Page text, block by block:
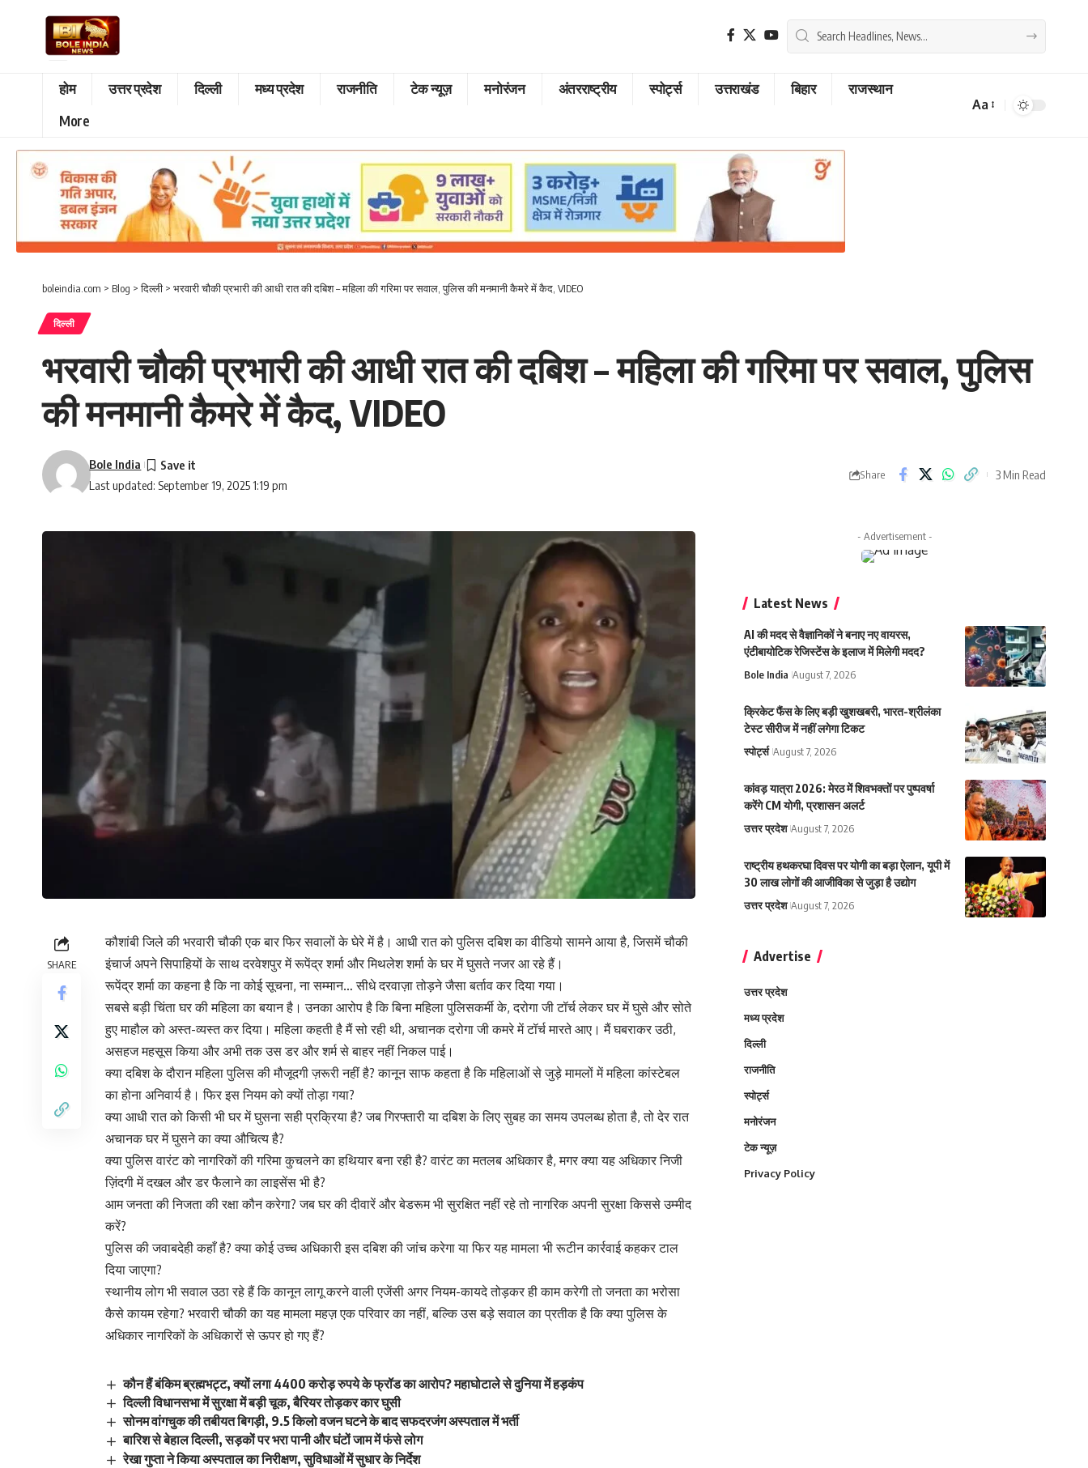
होम उत्तर प्रदेश दिल्ली मध्य प्रदेश राजनीति टेक न्यूज़ मनोरंजन अंतरराष्ट्रीय स्पोर्ट्स उत्तराखंड बिहार
राजस्थान
More
Font
Aa
boleindia.com > Blog >दिल्ली > भरवारी चौकी प्रभारी की आधी रात की दबिश – महिला की गरिमा पर सवाल, पुलिस की मनमानी कैमरे में कैद, VIDEO
दिल्ली
भरवारी चौकी प्रभारी की आधी रात की दबिश – महिला की गरिमा पर सवाल, पुलिस
की मनमानी कैमरे में कैद, VIDEO
Last updated: September 19, 2025 1:19 pm
Bole India
Share 3 Min Read
SHARE
कौशांबी जिले की भरवारी चौकी एक बार फिर सवालों के घेरे में है। आधी रात को पुलिस दबिश का वीडियो सामने आया है, जिसमें चौकी
इंचार्ज अपने सिपाहियों के साथ दरवेशपुर में रूपेंद्र शर्मा और मिथलेश शर्मा के घर में घुसते नजर आ रहे हैं।
रूपेंद्र शर्मा का कहना है कि ना कोई सूचना, ना सम्मान… सीधे दरवाज़ा तोड़ने जैसा बर्ताव कर दिया गया।
सबसे बड़ी चिंता घर की महिला का बयान है। उनका आरोप है कि बिना महिला पुलिसकर्मी के, दरोगा जी टॉर्च लेकर घर में घुसे और सोते
हुए माहौल को अस्त-व्यस्त कर दिया। महिला कहती है मैं सो रही थी, अचानक दरोगा जी कमरे में टॉर्च मारते आए। मैं घबराकर उठी,
असहज महसूस किया और अभी तक उस डर और शर्म से बाहर नहीं निकल पाई।
क्या दबिश के दौरान महिला पुलिस की मौजूदगी ज़रूरी नहीं है? कानून साफ कहता है कि महिलाओं से जुड़े मामलों में महिला कांस्टेबल
का होना अनिवार्य है। फिर इस नियम को क्यों तोड़ा गया?
क्या आधी रात को किसी भी घर में घुसना सही प्रक्रिया है? जब गिरफ्तारी या दबिश के लिए सुबह का समय उपलब्ध होता है, तो देर रात
अचानक घर में घुसने का क्या औचित्य है?
क्या पुलिस वारंट को नागरिकों की गरिमा कुचलने का हथियार बना रही है? वारंट का मतलब अधिकार है, मगर क्या यह अधिकार निजी
ज़िंदगी में दखल और डर फैलाने का लाइसेंस भी है?
आम जनता की निजता की रक्षा कौन करेगा? जब घर की दीवारें और बेडरूम भी सुरक्षित नहीं रहे तो नागरिक अपनी सुरक्षा किससे उम्मीद
करें?
पुलिस की जवाबदेही कहाँ है? क्या कोई उच्च अधिकारी इस दबिश की जांच करेगा या फिर यह मामला भी रूटीन कार्रवाई कहकर टाल
दिया जाएगा?
स्थानीय लोग भी सवाल उठा रहे हैं कि कानून लागू करने वाली एजेंसी अगर नियम-कायदे तोड़कर ही काम करेगी तो जनता का भरोसा
कैसे कायम रहेगा? भरवारी चौकी का यह मामला महज़ एक परिवार का नहीं, बल्कि उस बड़े सवाल का प्रतीक है कि क्या पुलिस के
अधिकार नागरिकों के अधिकारों से ऊपर हो गए हैं?
कौन हैं बंकिम ब्रह्मभट्ट, क्यों लगा 4400 करोड़ रुपये के फ्रॉड का आरोप? महाघोटाले से दुनिया में हड़कंप
दिल्ली विधानसभा में सुरक्षा में बड़ी चूक, बैरियर तोड़कर कार घुसी
सोनम वांगचुक की तबीयत बिगड़ी, 9.5 किलो वजन घटने के बाद सफदरजंग अस्पताल में भर्ती
बारिश से बेहाल दिल्ली, सड़कों पर भरा पानी और घंटों जाम में फंसे लोग
रेखा गुप्ता ने किया अस्पताल का निरीक्षण, सुविधाओं में सुधार के निर्देश
- Advertisement -
Latest News
AI की मदद से वैज्ञानिकों ने बनाए नए वायरस,
एंटीबायोटिक रेजिस्टेंस के इलाज में मिलेगी मदद?
Bole India August 7, 2026
क्रिकेट फैंस के लिए बड़ी खुशखबरी, भारत-श्रीलंका
टेस्ट सीरीज में नहीं लगेगा टिकट
स्पोर्ट्स August 7, 2026
कांवड़ यात्रा 2026: मेरठ में शिवभक्तों पर पुष्पवर्षा
करेंगे CM योगी, प्रशासन अलर्ट
उत्तर प्रदेश August 7, 2026
राष्ट्रीय हथकरघा दिवस पर योगी का बड़ा ऐलान, यूपी में
30 लाख लोगों की आजीविका से जुड़ा है उद्योग
उत्तर प्रदेश August 7, 2026
Advertise
उत्तर प्रदेश
मध्य प्रदेश
दिल्ली
राजनीति
स्पोर्ट्स
मनोरंजन
टेक न्यूज़
Privacy Policy